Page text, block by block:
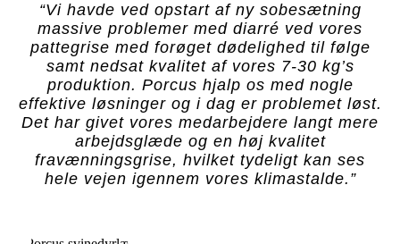
“Vi havde ved opstart af ny sobesætning
massive problemer med diarré ved vores
pattegrise med forøget dødelighed til følge
samt nedsat kvalitet af vores 7-30 kg’s
produktion. Porcus hjalp os med nogle
effektive løsninger og i dag er problemet løst.
Det har givet vores medarbejdere langt mere
arbejdsglæde og en høj kvalitet
fravænningsgrise, hvilket tydeligt kan ses
hele vejen igennem vores klimastalde.”